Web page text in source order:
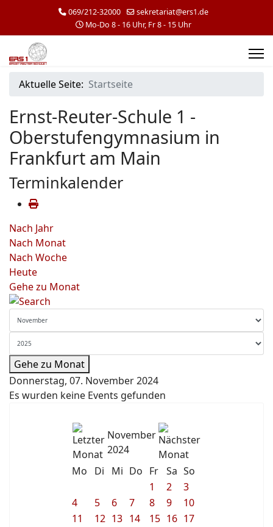
069/212-32000
sekretariat@ers1.de
Mo-Do 8 - 16 Uhr, Fr 8 - 15 Uhr
Aktuelle Seite: Startseite
Ernst-Reuter-Schule 1 -
Oberstufengymnasium in
Frankfurt am Main
Terminkalender
Nach Jahr
Nach Monat
Nach Woche
Heute
Gehe zu Monat
Gehe zu Monat
Donnerstag, 07. November 2024
Es wurden keine Events gefunden
November
2024
Mo
Di Mi Do Fr Sa So
1
2
3
4
5 6 7 8 9
10
11
12 13 14 15 16 17